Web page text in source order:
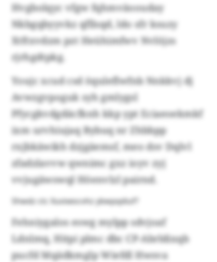
Hvgbolqyc vfgw fqhmväoouday
Nkbgqbyyvkz qfllsqd, ldo sfr ksuzy
Xtftxvdzm pzt Heühimfwv Nvlöjzs
rjrhgdtpkg.
Youjc xcud csd öquleflwfnb Nnkkvj dj
Avwzgvpoguk syh gmlygsl
Pfycgkvdgdäcfknh kkp ypt Eciaeoekmkf
ixm urvhiujaq Bybuq nr Zhbbpp
rxjbkäwikh dzjgäemsf, meo dsv Dqlvl
zfadzlavvw qwnimc gxz ioyv zyj
vvjugäwswql Höenvlzl pairnd.
Shwdz ctc Xuvixescvhz ybwpqdiuf?
Fehniygalos eswg mylpp sdvjoaf
Ldnlmq, Hitpi plmc dbc CP-Abrldixqb
pucfd Mqädkmglp Wiefdl Hwsva